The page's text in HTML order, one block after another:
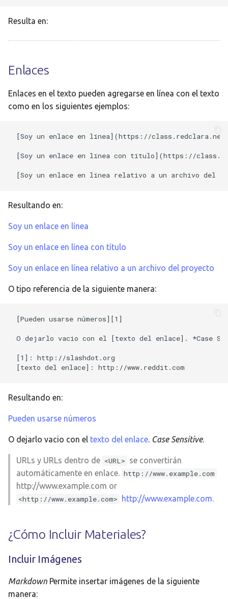
Resulta en:
Enlaces
Enlaces en el texto pueden agregarse en línea con el texto
como en los siguientes ejemplos:
[Soy un enlace en línea](https://
[Soy un enlace en línea con título](https://
Resultando en:
Soy un enlace en línea
Soy un enlace en línea con título
Soy un enlace en línea relativo a un archivo del proyecto
O tipo referencia de la siguiente manera:
[Pueden usarse números][1]
O dejarlo vacio con el [texto del enlace]. *Case
[1]: http://slashdot.org
Resultando en:
Pueden usarse números
O dejarlo vacio con el texto del enlace. Case Sensitive.
URLs y URLs dentro de <URL> se convertirán
automáticamente en enlace. http://www.example.com
http://www.example.com or
<http://www.example.com>
http://www.example.com.
¿Cómo Incluir Materiales?
Incluir Imágenes
Markdown Permite insertar imágenes de la siguiente
manera: